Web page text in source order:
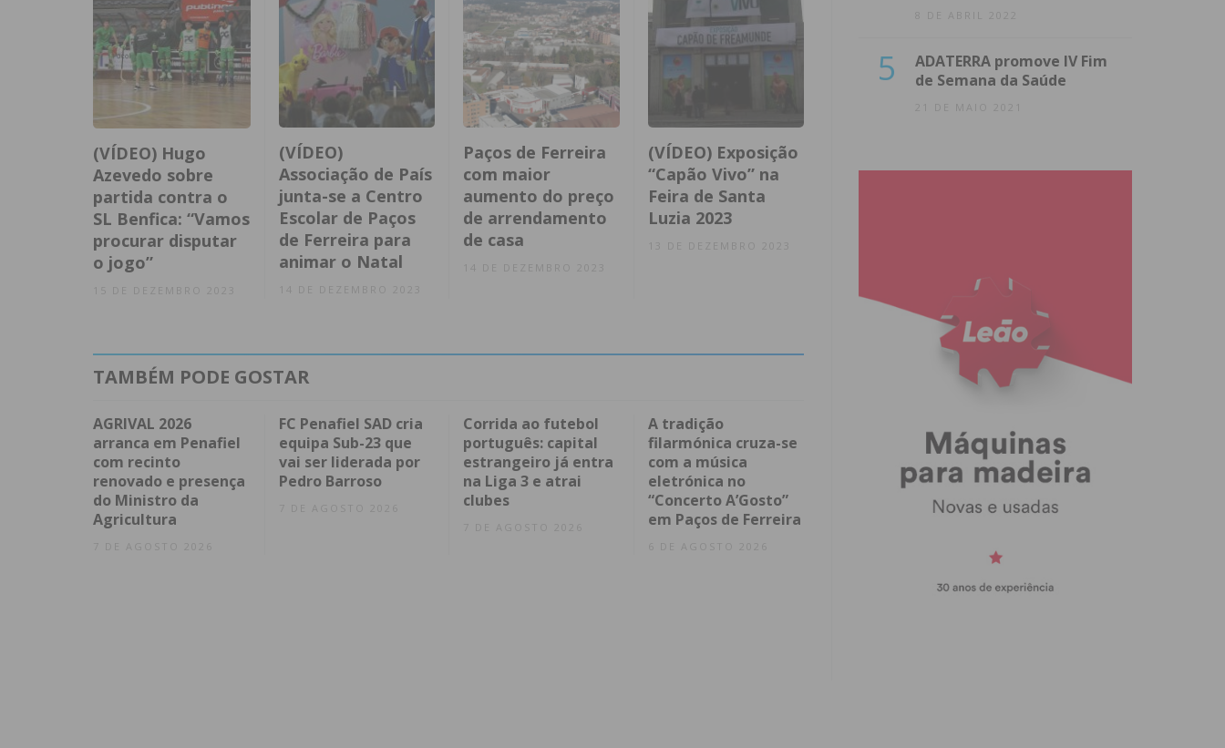
(VÍDEO) Hugo
Azevedo sobre
partida contra o
SL Benfica: “Vamos
procurar disputar
o jogo”
(VÍDEO)
Associação de País
junta-se a Centro
Escolar de Paços
de Ferreira para
animar o Natal
14 DE DEZEMBRO 2023
Paços de Ferreira
com maior
aumento do preço
de arrendamento
de casa
14 DE DEZEMBRO 2023
(VÍDEO) Exposição
“Capão Vivo” na
Feira de Santa
Luzia 2023
TAMBÉM PODE GOSTAR
AGRIVAL 2026
arranca em Penafiel
com recinto
renovado e presença
do Ministro da
Agricultura
7 DE AGOSTO 2026
FC Penafiel SAD cria
equipa Sub-23 que
vai ser liderada por
Pedro Barroso
7 DE AGOSTO 2026
Corrida ao futebol
português: capital
estrangeiro já entra
na Liga 3 e atrai
clubes
7 DE AGOSTO 2026
A tradição
filarmónica cruza-se
com a música
eletrónica no
“Concerto A’Gosto”
em Paços de Ferreira
6 DE AGOSTO 2026
8 DE ABRIL 2022
5
ADATERRA promove IV Fim
de Semana da Saúde
21 DE MAIO 2021